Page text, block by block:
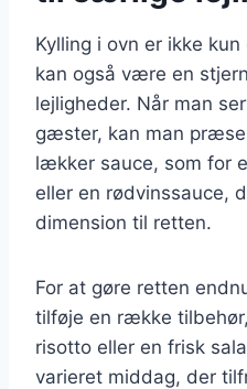
Kylling i ovn er ikke
kan også være en
lejligheder. Når man
gæster, kan man
lækker sauce, som for
eller en rødvinssauce,
dimension til retten.
For at gøre retten
tilføje en række
risotto eller en frisk
varieret middag, der